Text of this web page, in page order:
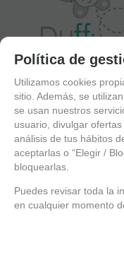
Política de
Utilizamos cookies
sitio. Además, se
se usan nuestros
usuario, divulgar
análisis de tus hábitos
aceptarlas o “Elegir /
bloquearlas.
Puedes revisar toda la
en cualquier momento